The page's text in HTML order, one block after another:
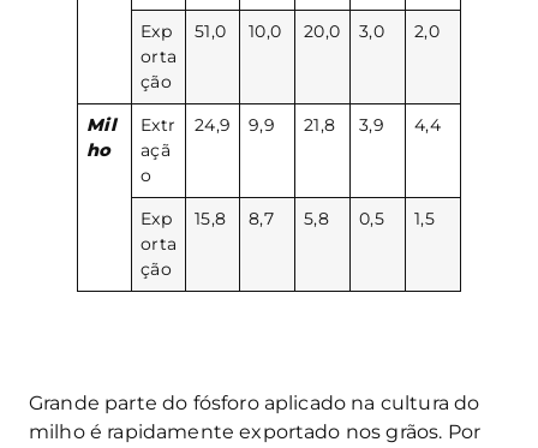
Exp
orta
ção
51,0 10,0 20,0 3,0 2,0
Mil
ho
Extr
açã
o
24,9 9,9 21,8 3,9 4,4
Exp
orta
ção
15,8 8,7 5,8 0,5 1,5
Grande parte do fósforo aplicado na cultura do
milho é rapidamente exportado nos grãos. Por